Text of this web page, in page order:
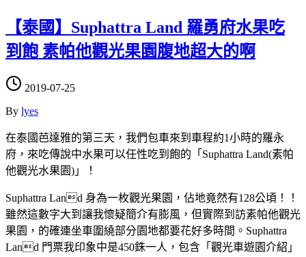
【泰國】Suphattra Land 羅勇府水果吃
到飽 素帕他觀光果園腹地超大的啊
2019-07-25
By lyes
在泰國芭達雅的第三天，我們包車來到車程約1小時的羅永
府，來吃傳說中水果可以任性吃到飽的「Suphattra Land(素帕
他觀光水果園)」！
Suphattra Land 身為一枚觀光果園，佔地竟然有128公頃！！
雖然這數字大到讓我懷疑簡介有膨風，但實際到訪素帕他觀光
果園，的確連坐車圍繞部分園地都要花好多時間。Suphattra
Land 門票我印象中是450銖一人，包含「觀光車遊園介紹」